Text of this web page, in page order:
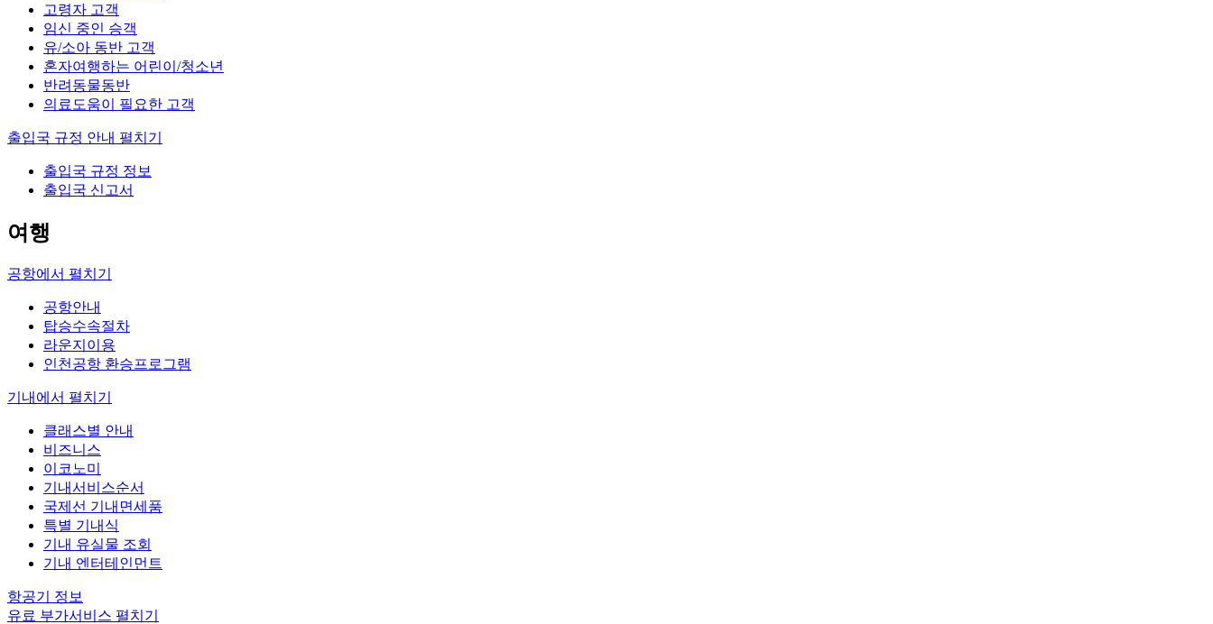
고령자 고객
임신 중인 승객
유/소아 동반 고객
혼자여행하는 어린이/청소년
반려동물동반
의료도움이 필요한 고객
출입국 규정 안내 펼치기
출입국 규정 정보
출입국 신고서
여행
공항에서 펼치기
공항안내
탑승수속절차
라운지이용
인천공항 환승프로그램
기내에서 펼치기
클래스별 안내
비즈니스
이코노미
기내서비스순서
국제선 기내면세품
특별 기내식
기내 유실물 조회
기내 엔터테인먼트
항공기 정보
유료 부가서비스 펼치기